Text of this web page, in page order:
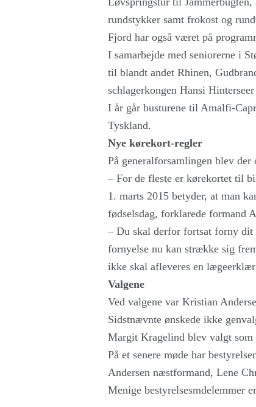
rundstykker samt frokost og
Fjord har også været på
I samarbejde med seniorerne i
til blandt andet Rhinen,
schlagerkongen Hansi
I år går busturene til Amalfi-
Tyskland.
Nye kørekort-regler
På generalforsamlingen blev
– For de fleste er kørekortet til
1. marts 2015 betyder, at man
fødselsdag, forklarede formand
– Du skal derfor fortsat forny dit
fornyelse nu kan strække sig
ikke skal afleveres en
Valgene
Ved valgene var Kristian
Sidstnævnte ønskede ikke
Margit Kragelind blev valgt som
På et senere møde har
Andersen næstformand, Lene
Menige bestyrelsesmdelemmer